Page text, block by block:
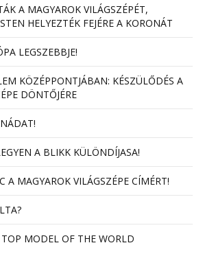
A MAGYAROK VILÁGSZÉPÉT,
HELYEZTÉK FEJÉRE A KORONÁT
LEGSZEBBJE!
KÖZÉPPONTJÁBAN: KÉSZÜLŐDÉS A
DÖNTŐJÉRE
A BLIKK KÜLÖNDÍJASA!
A MAGYAROK VILÁGSZÉPE CÍMÉRT!
TOP MODEL OF THE WORLD